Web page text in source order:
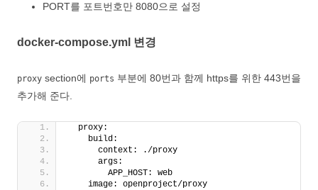
PORT를 포트번호만 8080으로 설정
docker-compose.yml 변경
proxy section에 ports 부분에 80번과 함께 https를 위한 443번을
추가해 준다.
  proxy:
    build:
      context: ./proxy
      args:
        APP_HOST: web
    image: openproject/proxy